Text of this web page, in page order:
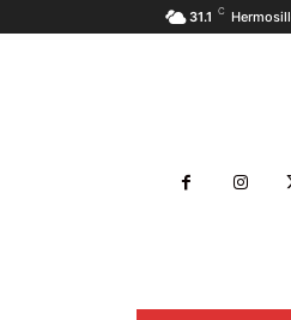
31.1 C